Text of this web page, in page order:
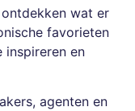
wat er
favorieten
inspireren en
agenten en